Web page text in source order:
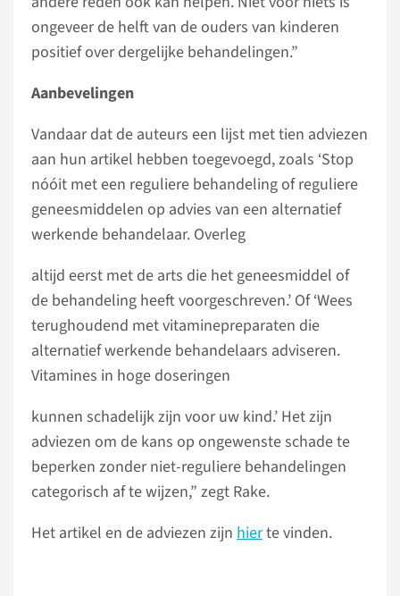
ongeveer de helft van de ouders van kinderen
positief over dergelijke behandelingen.”
Aanbevelingen
Vandaar dat de auteurs een lijst met tien adviezen
aan hun artikel hebben toegevoegd, zoals ‘Stop
nóóit met een reguliere behandeling of reguliere
geneesmiddelen op advies van een alternatief
werkende behandelaar. Overleg
altijd eerst met de arts die het geneesmiddel of
de behandeling heeft voorgeschreven.’ Of ‘Wees
terughoudend met vitaminepreparaten die
alternatief werkende behandelaars adviseren.
Vitamines in hoge doseringen
kunnen schadelijk zijn voor uw kind.’ Het zijn
adviezen om de kans op ongewenste schade te
beperken zonder niet-reguliere behandelingen
categorisch af te wijzen,” zegt Rake.
Het artikel en de adviezen zijn hierte vinden.